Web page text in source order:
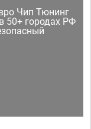
Чип Тюнинг
50+ городах РФ